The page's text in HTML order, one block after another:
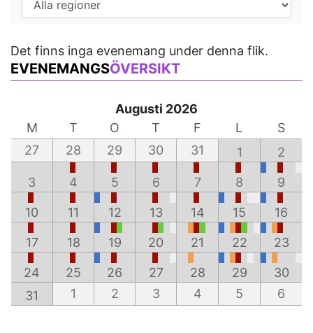
Det finns inga evenemang under denna flik.
EVENEMANGSÖVERSIKT
Augusti 2026
M
T O T F L
S
27
28 29 30 31 1 2
3 4 5 6 7 8 9
10 11 12 13 14 15 16
17 18 19 20 21 22 23
24 25 26 27 28 29
30
31
1 2 3 4 5 6